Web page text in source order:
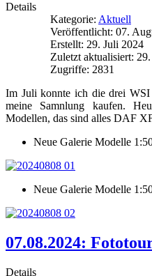
Details
Kategorie: Aktuell
Veröffentlicht: 07.
Erstellt: 29. Juli 2024
Zuletzt aktualisiert:
Zugriffe: 2831
Im Juli konnte ich die drei
meine Samnlung kaufen.
Modellen, das sind alles DAF
Neue Galerie Modelle
Neue Galerie Modelle
07.08.2024:
Details